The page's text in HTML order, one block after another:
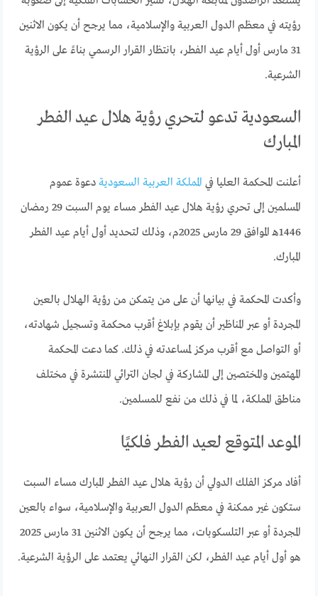
رؤيته في معظم الدول العربية والإسلامية، مما يرجح أن يكون الاثنين
31 مارس أول أيام عيد الفطر، بانتظار القرار الرسمي بناءً على الرؤية
الشرعية.
السعودية تدعو لتحري رؤية هلال عيد الفطر
المبارك
أعلنت المحكمة العليا في المملكة العربية السعودية دعوة عموم
المسلمين إلى تحري رؤية هلال عيد الفطر مساء يوم السبت 29 رمضان
1446هـ الموافق 29 مارس 2025م، وذلك لتحديد أول أيام عيد الفطر
المبارك.
وأكدت المحكمة في بيانها أن على من يتمكن من رؤية الهلال بالعين
المجردة أو عبر المناظير أن يقوم بإبلاغ أقرب محكمة وتسجيل شهادته،
أو التواصل مع أقرب مركز لمساعدته في ذلك. كما دعت المحكمة
المهتمين والمختصين إلى المشاركة في لجان الترائي المنتشرة في مختلف
مناطق المملكة، لما في ذلك من نفع للمسلمين.
الموعد المتوقع لعيد الفطر فلكيًا
أفاد مركز الفلك الدولي أن رؤية هلال عيد الفطر المبارك مساء السبت
ستكون غير ممكنة في معظم الدول العربية والإسلامية، سواء بالعين
المجردة أو عبر التلسكوبات، مما يرجح أن يكون الاثنين 31 مارس 2025
هو أول أيام عيد الفطر، لكن القرار النهائي يعتمد على الرؤية الشرعية.